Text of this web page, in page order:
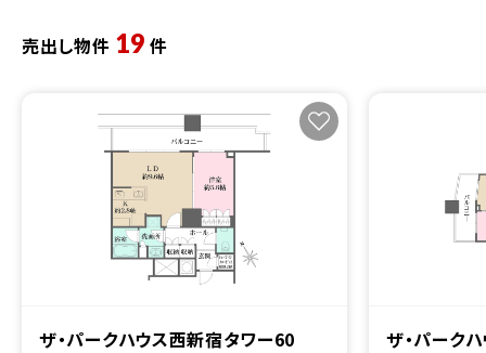
売出し物件 19 件
ザ・パークハウス西新宿タワー60 ザ・パーク